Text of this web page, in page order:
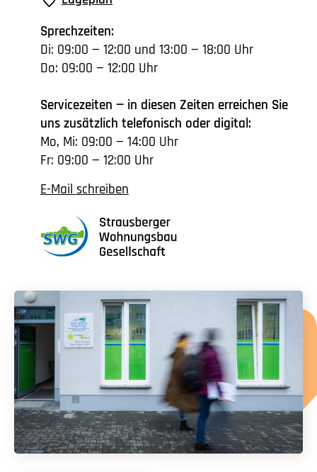
Sprechzeiten:
Di: 09:00 — 12:00 und 13:00 — 18:00 Uhr
Do: 09:00 — 12:00 Uhr
Servicezeiten — in diesen Zeiten erreichen Sie
uns zusätzlich telefonisch oder digital:
Mo, Mi: 09:00 — 14:00 Uhr
Fr: 09:00 — 12:00 Uhr
E-Mail schreiben